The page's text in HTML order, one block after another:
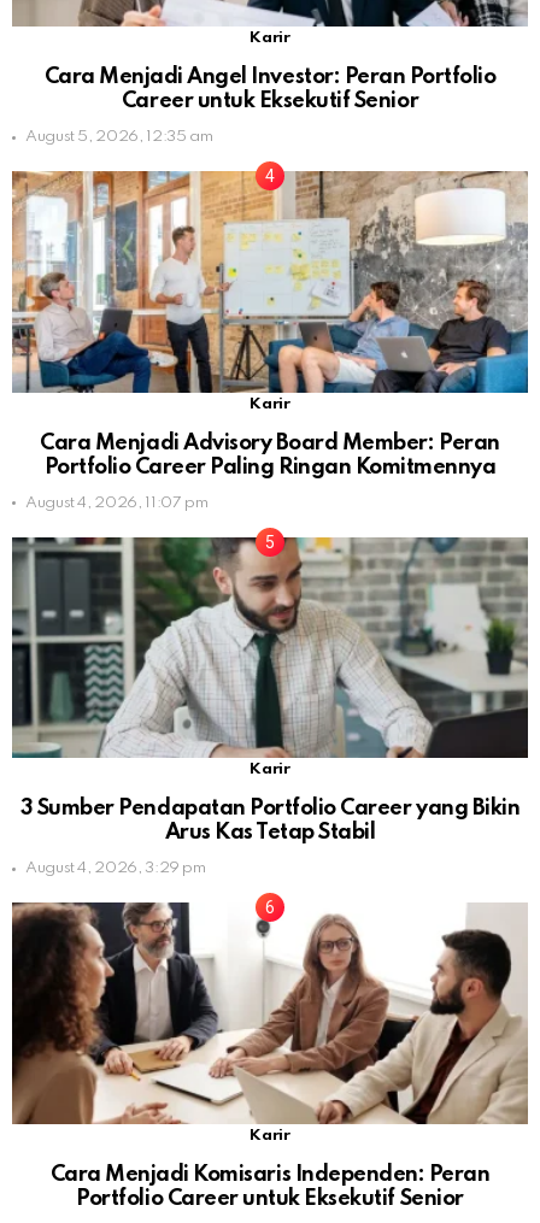
Karir
Cara Menjadi Angel Investor: Peran Portfolio
Career untuk Eksekutif Senior
August 5, 2026, 12:35 am
Karir
Cara Menjadi Advisory Board Member: Peran
Portfolio Career Paling Ringan Komitmennya
August 4, 2026, 11:07 pm
Karir
3 Sumber Pendapatan Portfolio Career yang Bikin
Arus Kas Tetap Stabil
August 4, 2026, 3:29 pm
Karir
Cara Menjadi Komisaris Independen: Peran
Portfolio Career untuk Eksekutif Senior